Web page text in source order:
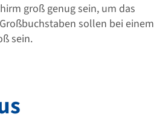
groß genug sein, um das
sollen bei einem
sein.